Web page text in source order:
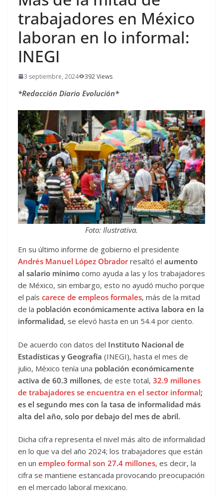
trabajadores en México
laboran en lo informal:
INEGI
3 septiembre, 2024 392 Views
*Redacción Diario Evolución*
Foto: Ilustrativa.
En su último informe de gobierno el presidente
Andrés Manuel López Obradorresaltó el aumento
al salario mínimo como ayuda a las y los trabajadores
de México, sin embargo, esto no ayudó mucho porque
el país carece de empleos formales, más de la mitad
de la población económicamente activa labora en la
informalidad, se elevó hasta en un 54.4 por ciento.
De acuerdo con datos del Instituto Nacional de
Estadísticas y Geografía (INEGI), hasta el mes de
julio, México tenía una población económicamente
activa de 60.3 millones, de este total, 32.9 millones
de trabajadores se encuentra en el sector informal;
es el segundo mes con la tasa de informalidad más
alta del año, solo por debajo del mes de abril.
Dicha cifra representa el nivel más alto de informalidad
en lo que va del año 2024; los trabajadores que están
en un empleo formal son 27.4 millones, es decir, la
cifra se mantiene estancada provocando preocupación
en el mercado laboral mexicano.